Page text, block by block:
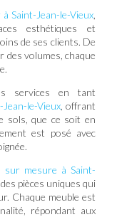
Saint-Jean-le-Vieux
esthétiques et
de ses clients. De
des volumes, chaque
services en tant
le-Vieux , offrant
sols, que ce soit en
est posé avec
sur mesure à Saint-
pièces uniques qui
Chaque meuble est
répondant aux